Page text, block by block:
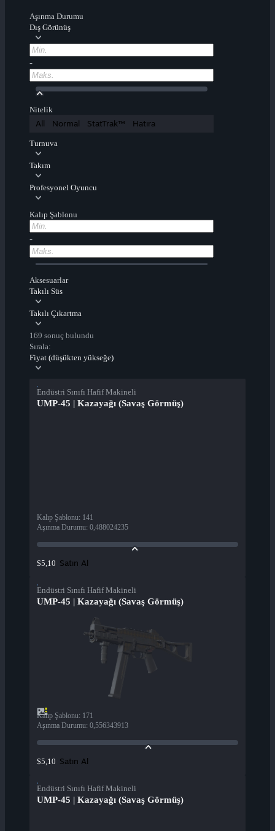
Aşınma Durumu
Dış Görünüş
-
Nitelik
All Normal StatTrak™ Hatıra
Turnuva
Takım
Profesyonel Oyuncu
Kalıp Şablonu
-
Aksesuarlar
Takılı Süs
Takılı Çıkartma
169 sonuç bulundu
Sırala:
Fiyat (düşükten yükseğe)
Endüstri Sınıfı Hafif Makineli
UMP-45 | Kazayağı (Savaş Görmüş)
Kalıp Şablonu: 141
Aşınma Durumu: 0,488024235
$5,10 Satın Al
Endüstri Sınıfı Hafif Makineli
UMP-45 | Kazayağı (Savaş Görmüş)
Kalıp Şablonu: 171
Aşınma Durumu: 0,556343913
$5,10 Satın Al
Endüstri Sınıfı Hafif Makineli
UMP-45 | Kazayağı (Savaş Görmüş)